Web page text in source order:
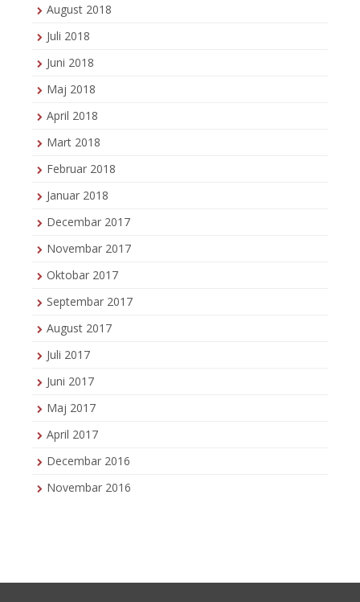
August 2018
Juli 2018
Juni 2018
Maj 2018
April 2018
Mart 2018
Februar 2018
Januar 2018
Decembar 2017
Novembar 2017
Oktobar 2017
Septembar 2017
August 2017
Juli 2017
Juni 2017
Maj 2017
April 2017
Decembar 2016
Novembar 2016